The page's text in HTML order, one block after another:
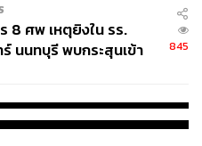
8 ศพ เหตุยิงใน รร.
นนทบุรี พบกระสุนเข้า
845